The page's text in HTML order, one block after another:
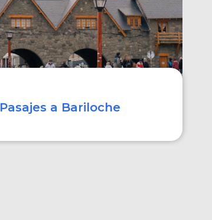
Pasajes a Bariloche